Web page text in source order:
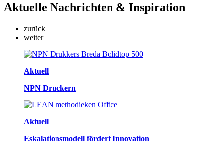
Aktuelle Nachrichten & Inspiration
zurück
weiter
Aktuell
NPN Druckern
Aktuell
Eskalationsmodell fördert Innovation